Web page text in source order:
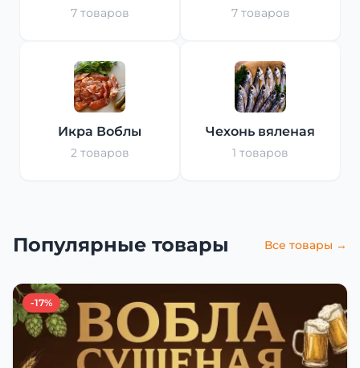
7 товаров 7 товаров
Икра Воблы
2 товаров
Чехонь вяленая
1 товаров
Популярные товары Все товары →
-17%